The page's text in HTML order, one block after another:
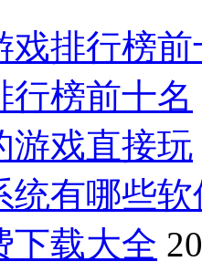
戏排行榜
行榜前十名
游戏直接玩
统有哪些软
下载大全